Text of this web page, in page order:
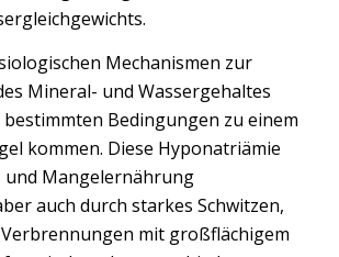
Mechanismen zur
Mineral- und Wassergehaltes
Bedingungen zu einem
kommen. Diese Hyponatriämie
und Mangelernährung
auch durch starkes Schwitzen,
mit großflächigem